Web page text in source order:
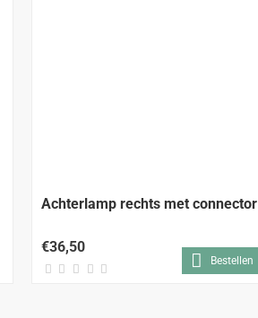
Achterlamp rechts met connector
€36,50
Bestellen